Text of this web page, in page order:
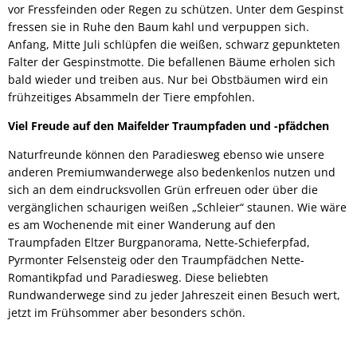
vor Fressfeinden oder Regen zu schützen. Unter dem Gespinst
fressen sie in Ruhe den Baum kahl und verpuppen sich.
Anfang, Mitte Juli schlüpfen die weißen, schwarz gepunkteten
Falter der Gespinstmotte. Die befallenen Bäume erholen sich
bald wieder und treiben aus. Nur bei Obstbäumen wird ein
frühzeitiges Absammeln der Tiere empfohlen.
Viel Freude auf den Maifelder Traumpfaden und -pfädchen
Naturfreunde können den Paradiesweg ebenso wie unsere
anderen Premiumwanderwege also bedenkenlos nutzen und
sich an dem eindrucksvollen Grün erfreuen oder über die
vergänglichen schaurigen weißen „Schleier“ staunen. Wie wäre
es am Wochenende mit einer Wanderung auf den
Traumpfaden Eltzer Burgpanorama, Nette-Schieferpfad,
Pyrmonter Felsensteig oder den Traumpfädchen Nette-
Romantikpfad und Paradiesweg. Diese beliebten
Rundwanderwege sind zu jeder Jahreszeit einen Besuch wert,
jetzt im Frühsommer aber besonders schön.